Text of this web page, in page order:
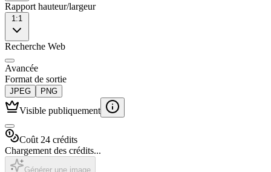
Rapport hauteur/largeur
1:1
Recherche Web
Avancée
Format de sortie
JPEG PNG
Visible publiquement
Coût 24 crédits
Chargement des crédits...
Générer une image